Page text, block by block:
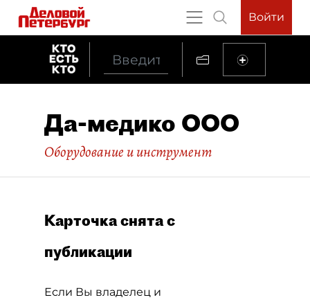
Войти
Да-медико ООО
Оборудование и инструмент
Карточка снята с
публикации
Если Вы владелец и